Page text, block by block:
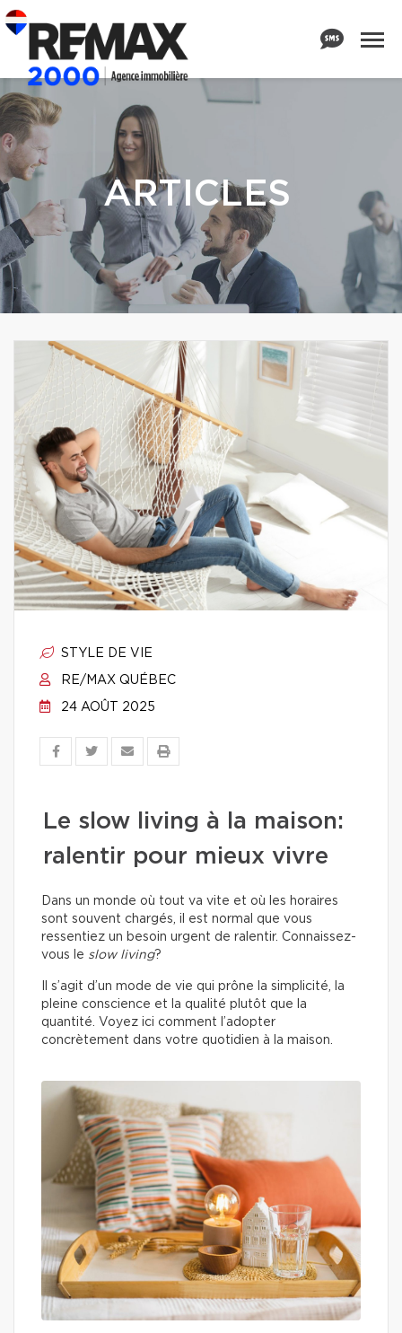
ARTICLES
STYLE DE VIE
RE/MAX QUÉBEC
24 AOÛT 2025
Le slow living à la maison:
ralentir pour mieux vivre
Dans un monde où tout va vite et où les horaires
sont souvent chargés, il est normal que vous
ressentiez un besoin urgent de ralentir. Connaissez-
vous le slow living?
Il s’agit d’un mode de vie qui prône la simplicité, la
pleine conscience et la qualité plutôt que la
quantité. Voyez ici comment l’adopter
concrètement dans votre quotidien à la maison.